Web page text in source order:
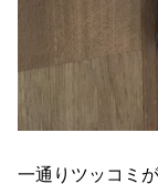
一通りツッコミ